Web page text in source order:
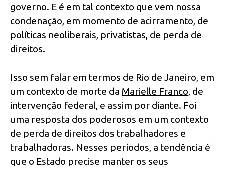
governo. E é em tal contexto que vem nossa
condenação, em momento de acirramento, de
políticas neoliberais, privatistas, de perda de
direitos.
Isso sem falar em termos de Rio de Janeiro, em
um contexto de morte da Marielle Franco, de
intervenção federal, e assim por diante. Foi
uma resposta dos poderosos em um contexto
de perda de direitos dos trabalhadores e
trabalhadoras. Nesses períodos, a tendência é
que o Estado precise manter os seus